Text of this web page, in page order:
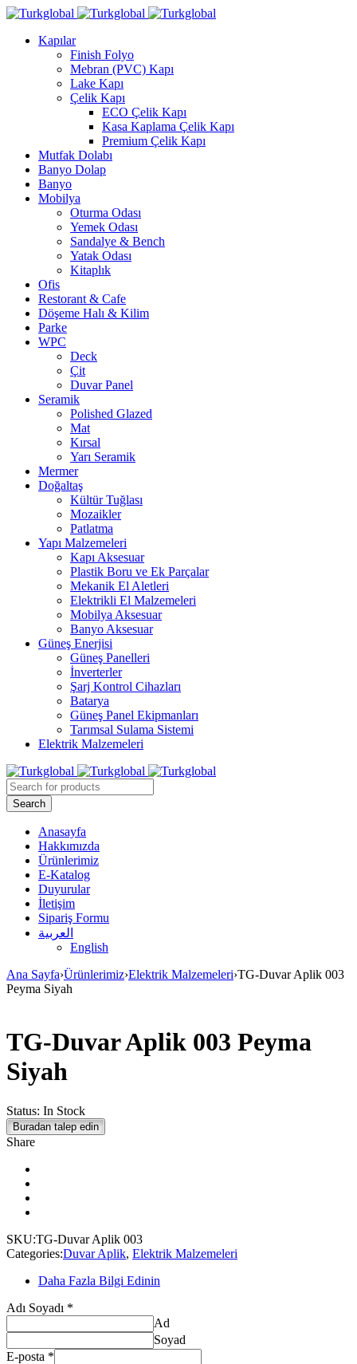
Kapılar
Finish Folyo
Mebran (PVC) Kapı
Lake Kapı
Çelik Kapı
ECO Çelik Kapı
Kasa Kaplama Çelik Kapı
Premium Çelik Kapı
Mutfak Dolabı
Banyo Dolap
Banyo
Mobilya
Oturma Odası
Yemek Odası
Sandalye & Bench
Yatak Odası
Kitaplık
Ofis
Restorant & Cafe
Döşeme Halı & Kilim
Parke
WPC
Deck
Çit
Duvar Panel
Seramik
Polished Glazed
Mat
Kırsal
Yarı Seramik
Mermer
Doğaltaş
Kültür Tuğlası
Mozaikler
Patlatma
Yapı Malzemeleri
Kapı Aksesuar
Plastik Boru ve Ek Parçalar
Mekanik El Aletleri
Elektrikli El Malzemeleri
Mobilya Aksesuar
Banyo Aksesuar
Güneş Enerjisi
Güneş Panelleri
İnverterler
Şarj Kontrol Cihazları
Batarya
Güneş Panel Ekipmanları
Tarımsal Sulama Sistemi
Elektrik Malzemeleri
Anasayfa
Hakkımızda
Ürünlerimiz
E-Katalog
Duyurular
İletişim
Sipariş Formu
العربية
English
Ana Sayfa›Ürünlerimiz›Elektrik Malzemeleri›TG-Duvar Aplik 003
Peyma Siyah
TG-Duvar Aplik 003 Peyma
Siyah
Status: In Stock
Buradan talep edin
Share
SKU:TG-Duvar Aplik 003
Categories:Duvar Aplik, Elektrik Malzemeleri
Daha Fazla Bilgi Edinin
Adı Soyadı *
Ad
Soyad
E-posta *